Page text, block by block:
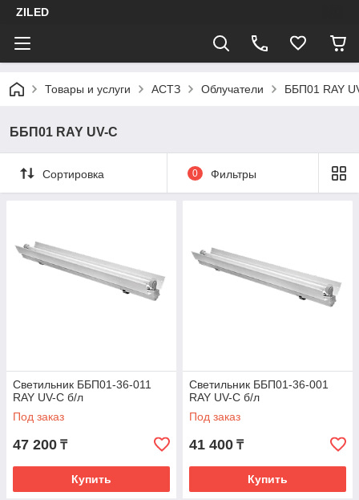
ZILED
Товары и услуги АСТЗ Облучатели ББП01 RAY
ББП01 RAY UV-C
Сортировка 0 Фильтры
Светильник ББП01-36-011
RAY UV-C б/л
Под заказ
47 200 ₸
Купить
Светильник ББП01-36-001
RAY UV-C б/л
Под заказ
41 400 ₸
Купить